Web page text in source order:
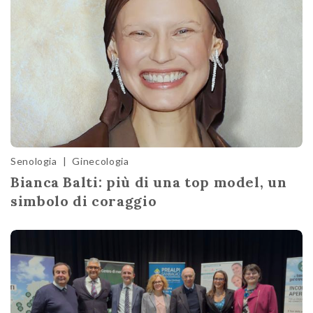
Senologia | Ginecologia
Bianca Balti: più di una top model, un
simbolo di coraggio